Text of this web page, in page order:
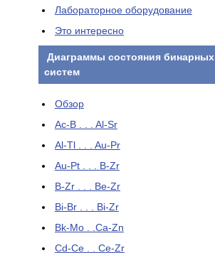
Лабораторное оборудование
Это интересно
Диаграммы состояния бинарных
систем
Обзор
Ac-B . . . Al-Sr
Al-Tl . . . Au-Pr
Au-Pt . . . B-Zr
B-Zr . . . Be-Zr
Bi-Br . . . Bi-Zr
Bk-Mo . .Ca-Zn
Cd-Ce . . Ce-Zr